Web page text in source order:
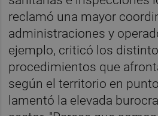
reclamó una mayor
administraciones y
ejemplo, criticó los
procedimientos que
según el territorio en
lamentó la elevada